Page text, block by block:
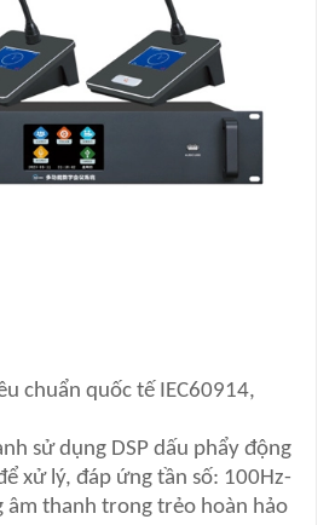
chuẩn quốc tế IEC60914,
sử dụng DSP dấu phẩy động
xử lý, đáp ứng tần số: 100Hz-
âm thanh trong trẻo hoàn hảo